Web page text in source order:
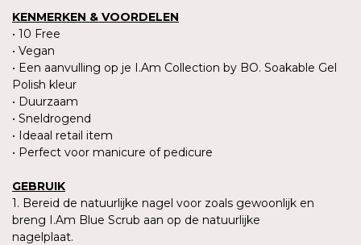
KENMERKEN & VOORDELEN
• 10 Free
• Vegan
• Een aanvulling op je I.Am Collection by BO. Soakable Gel
Polish kleur
• Duurzaam
• Sneldrogend
• Ideaal retail item
• Perfect voor manicure of pedicure
GEBRUIK
1. Bereid de natuurlijke nagel voor zoals gewoonlijk en
breng I.Am Blue Scrub aan op de natuurlijke
nagelplaat.